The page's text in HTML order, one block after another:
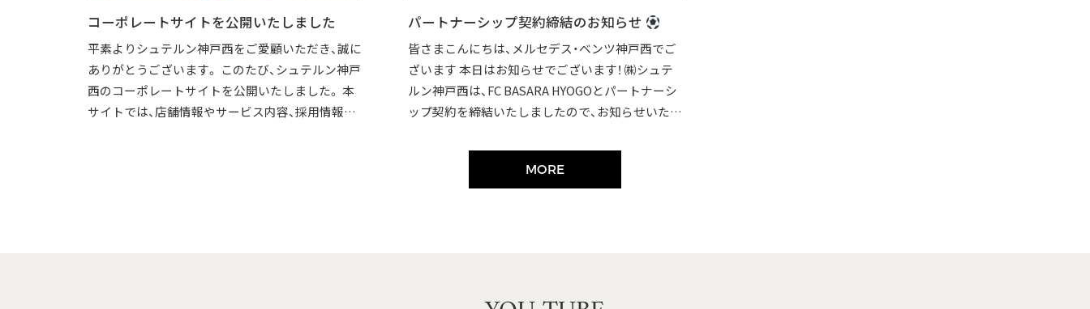
コーポレートサイトを公開いたしました
平素よりシュテルン神戸西をご愛顧いただき、誠に
ありがとうございます。 このたび、シュテルン神戸
西のコーポレートサイトを公開いたしました。 本
サイトでは、店舗情報やサービス内容、採用情報な
パートナーシップ契約締結のお知らせ
皆さまこんにちは、メルセデス・ベンツ神戸西でご
ざいます 本日はお知らせでございます！ ㈱シュテ
ルン神戸西は、FC BASARA HYOGOとパートナーシ
ップ契約を締結いたしましたので、お知らせいたし
MORE